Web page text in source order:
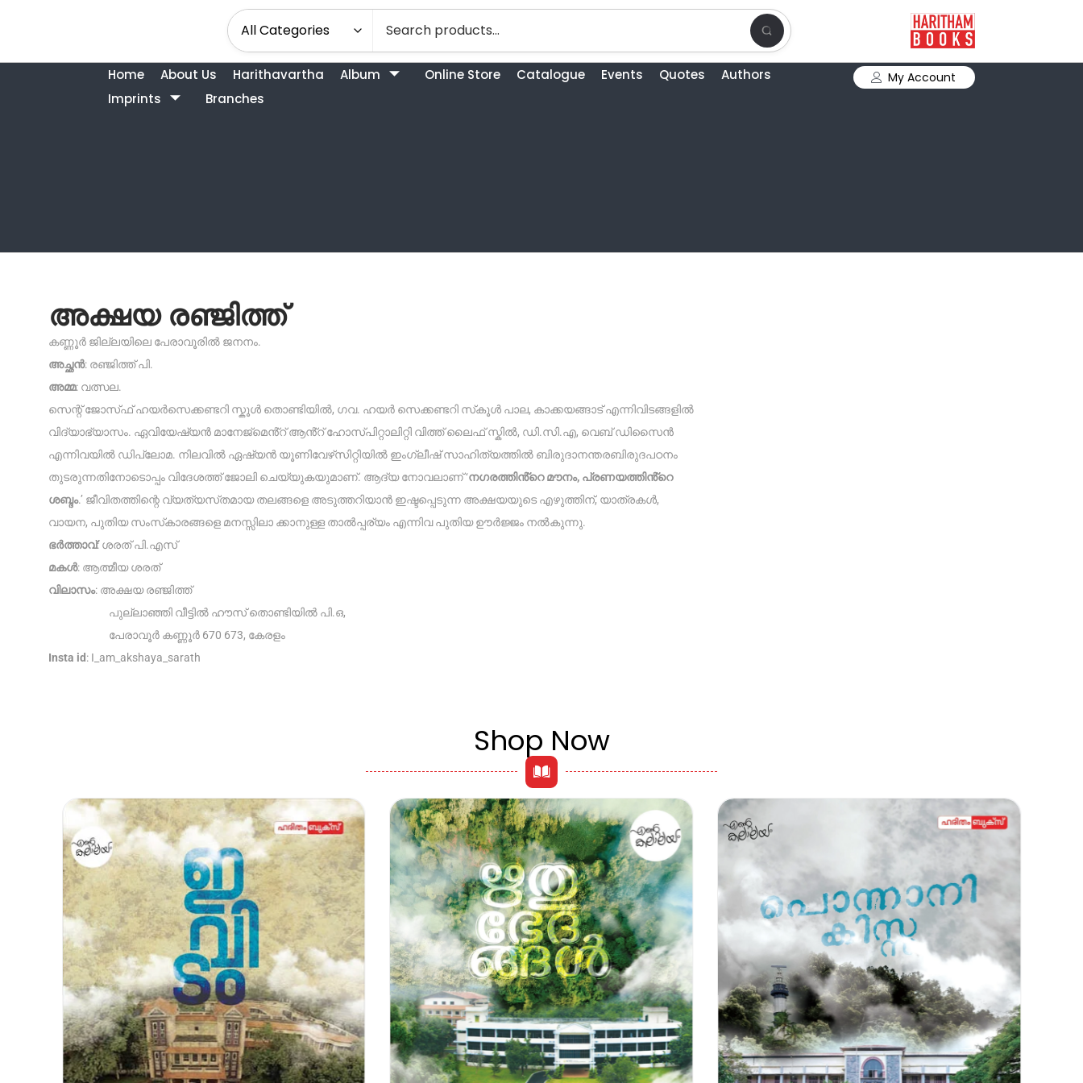
Home About Us Harithavartha Album Online Store Catalogue Events Quotes
Authors
Imprints
Branches
My Account
അക്ഷയ രഞ്ജിത്ത്
കണ്ണൂർ ജില്ലയിലെ പേരാവൂരിൽ ജനനം.
അച്ഛൻ: രഞ്ജിത്ത് പി.
അമ്മ: വത്സല.
സെന്റ് ജോസ്‌ഫ് ഹയർസെക്കണ്ടറി സ്കൂ‌ൾ തൊണ്ടിയിൽ, ഗവ. ഹയർ സെക്കണ്ടറി സ്‌കൂൾ പാല, കാക്കയങ്ങാട് എന്നിവിടങ്ങളിൽ
വിദ്യാഭ്യാസം. ഏവിയേഷ്യൻ മാനേജ്‌മെൻ്റ് ആൻ്റ് ഹോസ്‌പിറ്റാലിറ്റി വിത്ത്‌ ലൈഫ് സ്കിൽ, ഡി.സി.എ, വെബ് ഡിസൈൻ
എന്നിവയിൽ ഡിപ്ലോമ. നിലവിൽ ഏഷ്യൻ യൂണിവേഴ്‌സിറ്റിയിൽ ഇംഗ്ലീഷ് സാഹിത്യത്തിൽ ബിരുദാനന്തരബിരുദപഠനം
തുടരുന്നതിനോടൊപ്പം വിദേശത്ത് ജോലി ചെയ്യുകയുമാണ്. ആദ്യ നോവലാണ് ‘നഗരത്തിൻ്റെ മൗനം, പ്രണയത്തിൻ്റെ
ശബ്ദം.’ ജീവിതത്തിന്റെ വ്യത്യസ്‌തമായ തലങ്ങളെ അടുത്തറിയാൻ ഇഷ്ടപ്പെടുന്ന അക്ഷയയുടെ എഴുത്തിന്, യാത്രകൾ,
വായന, പുതിയ സംസ്‌കാരങ്ങളെ മനസ്സിലാ ക്കാനുള്ള താൽപ്പര്യം എന്നിവ പുതിയ ഊർജ്ജം നൽകുന്നു.
ഭർത്താവ്: ശരത് പി.എസ്
മകൾ: ആത്മീയ ശരത്
വിലാസം: അക്ഷയ രഞ്ജിത്ത്
പുല്ലാഞ്ഞി വീട്ടിൽ ഹൗസ് തൊണ്ടിയിൽ പി.ഒ,
പേരാവൂർ കണ്ണൂർ 670 673, കേരളം
Insta id : I_am_akshaya_sarath
Shop Now